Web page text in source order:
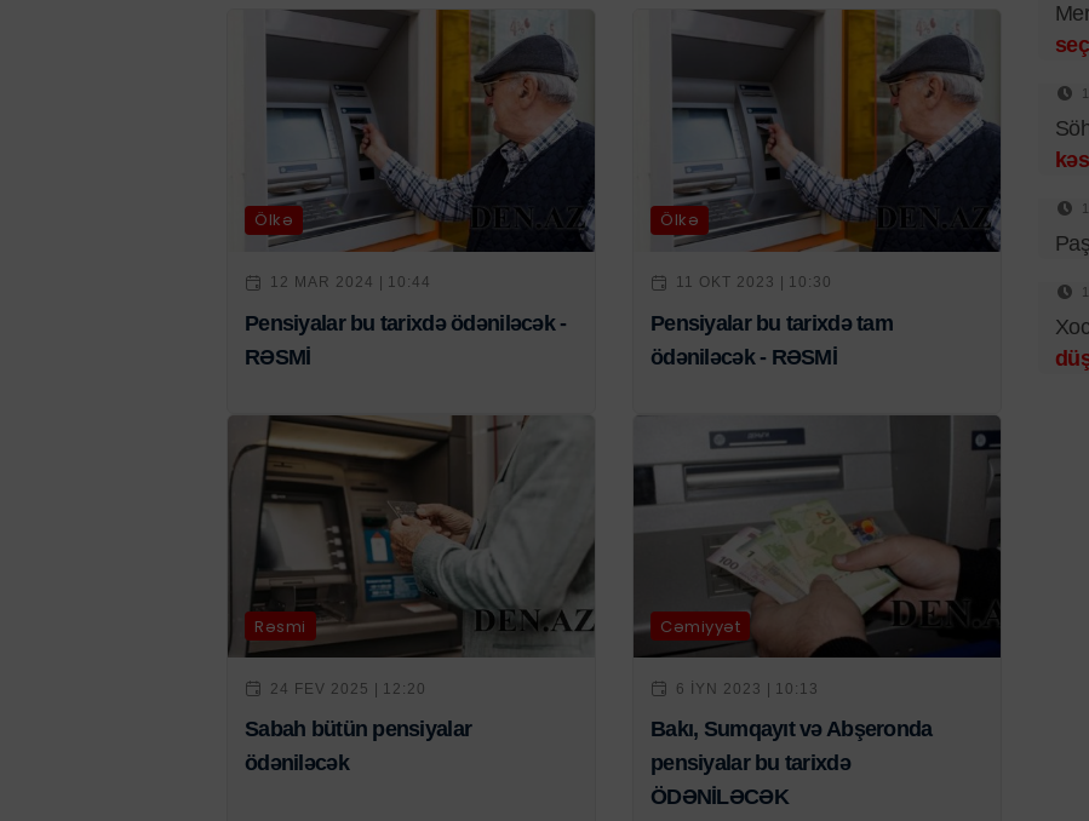
Ölkə
12 MAR 2024 | 10:44
Pensiyalar bu tarixdə ödəniləcək -
RƏSMİ
Ölkə
11 OKT 2023 | 10:30
Pensiyalar bu tarixdə tam
ödəniləcək - RƏSMİ
Rəsmi
24 FEV 2025 | 12:20
Sabah bütün pensiyalar
ödəniləcək
Cəmiyyət
6 IYN 2023 | 10:13
Bakı, Sumqayıt və Abşeronda
pensiyalar bu tarixdə
ÖDƏNİLƏCƏK